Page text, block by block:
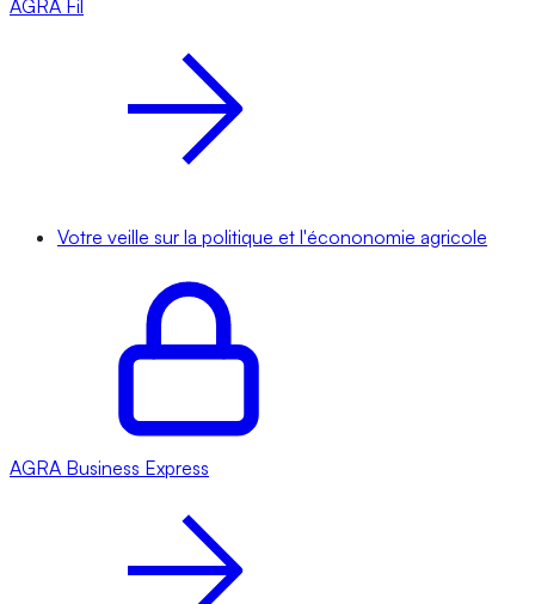
AGRA Fil
Votre veille sur la politique et l'écononomie agricole
AGRA Business Express